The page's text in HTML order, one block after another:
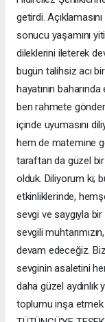
getirdi.
sonucu yaşamını
dileklerini ileterek
bugün talihsiz acı
hayatının
ben rahmete
içinde uyumasını
hem de matemine
taraftan da güzel bir
olduk. Diliyorum ki;
etkinliklerinde,
sevgi ve saygıyla
sevgili
devam edeceğiz.
sevginin asaletini
daha güzel aydınlık
toplumu inşa etmek